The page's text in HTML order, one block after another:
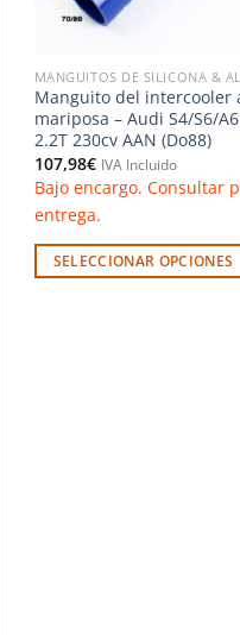
MANGUITOS DE SILICONA &
Manguito del intercooler
mariposa – Audi S4/S6/
2.2T 230cv AAN (Do88)
107,98€ IVA Incluido
Bajo encargo. Consultar
entrega.
SELECCIONAR OPCIONES